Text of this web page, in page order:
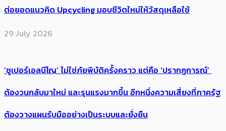
ต่อยอดแนวคิด Upcycling มอบชีวิตใหม่ให้วัสดุเหลือใช้
29 July 2026
‘ซูเปอร์เอลนีโญ’ ไม่ใช่ภัยพิบัติครั้งคราว แต่คือ ‘ปรากฏการณ์’ ​
ต้อง​วนกลับมาใหม่ และรุนแรงมากขึ้น อีกหนึ่งความเสี่ยงที่ภาครัฐ
ต้องวางแผนรับมืออย่างเป็นระบบและยั่งยืน